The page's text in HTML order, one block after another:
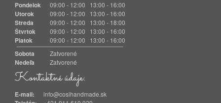
Pondelok 09:00 - 12:00 13:00 - 16:00
Utorok 09:00 - 12:00 13:00 - 16:00
Streda 09:00 - 12:00 13:00 - 18:00
Štvrtok 09:00 - 12:00 13:00 - 16:00
Piatok 09:00 - 12:00 13:00 - 16:00
Sobota Zatvorené
Nedeľa Zatvorené
Kontaktné údaje:
E-mail: info@cosihandmade.sk